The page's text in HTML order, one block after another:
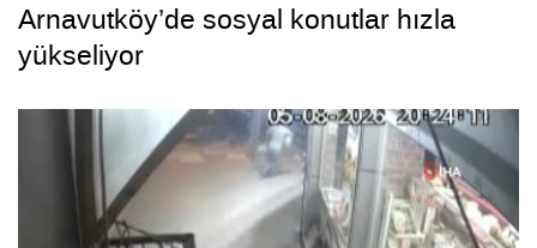
Arnavutköy’de sosyal konutlar hızla
yükseliyor